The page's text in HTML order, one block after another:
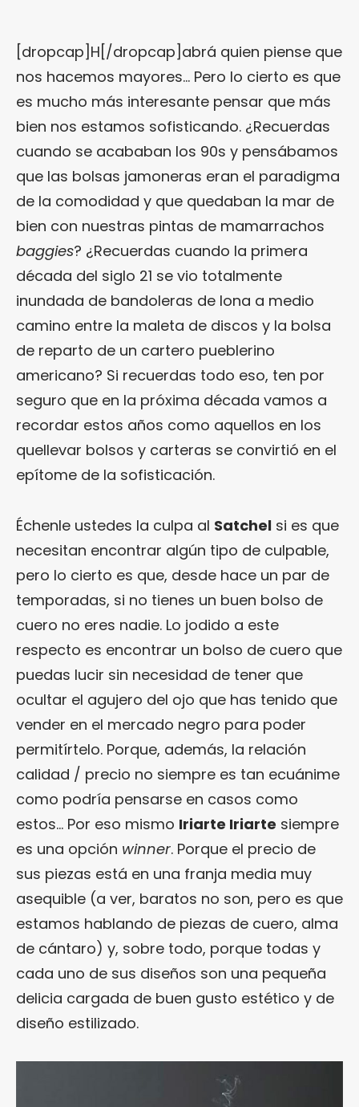
[dropcap]H[/dropcap]abrá quien piense que
nos hacemos mayores… Pero lo cierto es que
es mucho más interesante pensar que más
bien nos estamos sofisticando. ¿Recuerdas
cuando se acababan los 90s y pensábamos
que las bolsas jamoneras eran el paradigma
de la comodidad y que quedaban la mar de
bien con nuestras pintas de mamarrachos
baggies? ¿Recuerdas cuando la primera
década del siglo 21 se vio totalmente
inundada de bandoleras de lona a medio
camino entre la maleta de discos y la bolsa
de reparto de un cartero pueblerino
americano? Si recuerdas todo eso, ten por
seguro que en la próxima década vamos a
recordar estos años como aquellos en los
quellevar bolsos y carteras se convirtió en el
epítome de la sofisticación.
Échenle ustedes la culpa al Satchel si es que
necesitan encontrar algún tipo de culpable,
pero lo cierto es que, desde hace un par de
temporadas, si no tienes un buen bolso de
cuero no eres nadie. Lo jodido a este
respecto es encontrar un bolso de cuero que
puedas lucir sin necesidad de tener que
ocultar el agujero del ojo que has tenido que
vender en el mercado negro para poder
permitírtelo. Porque, además, la relación
calidad / precio no siempre es tan ecuánime
como podría pensarse en casos como
estos… Por eso mismo Iriarte Iriarte siempre
es una opción winner. Porque el precio de
sus piezas está en una franja media muy
asequible (a ver, baratos no son, pero es que
estamos hablando de piezas de cuero, alma
de cántaro) y, sobre todo, porque todas y
cada uno de sus diseños son una pequeña
delicia cargada de buen gusto estético y de
diseño estilizado.